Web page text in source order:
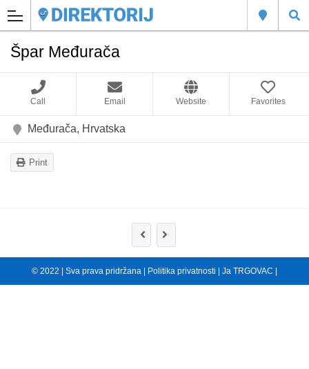
Špar Međurača
Call Email Website Favorites
Međurača, Hrvatska
Print
© 2022 | Sva prava pridržana | Politika privatnosti Ja TRGOVAC